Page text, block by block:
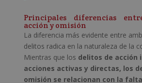
Principales diferencias
acción y omisión
La diferencia más evidente entre
delitos radica en la naturaleza de la
Mientras que los delitos de acción
acciones activas y directas, los
omisión se relacionan con la